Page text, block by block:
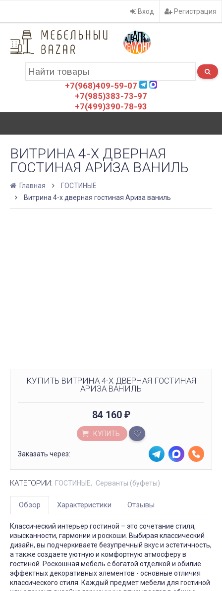
Вход Регистрация
+7(968)409-59-07
+7(985)383-73-97
+7(499)390-78-93
ВИТРИНА 4-Х ДВЕРНАЯ
ГОСТИНАЯ АРИЗА ВАНИЛЬ
Главная
ГОСТИНЫЕ
Витрина 4-х дверная гостиная Ариза ваниль
КУПИТЬ ВИТРИНА 4-Х ДВЕРНАЯ ГОСТИНАЯ
АРИЗА ВАНИЛЬ
84 160 ₽
КУПИТЬ
Заказать через:
КАТЕГОРИИ: ГОСТИНЫЕ Серванты (буфеты)
Обзор Характеристики Отзывы
Классический интерьер гостиной – это сочетание стиля,
изысканности, гармонии и роскоши. Выбирая классический
дизайн, вы подчеркиваете безупречный вкус и эстетичность,
а также создаете уютную и комфортную атмосферу в
гостиной. Роскошная мебель с богатой отделкой и обилие
эффектных декоративных элементов - основные отличия
классического стиля. Каждый предмет мебели для гостиной